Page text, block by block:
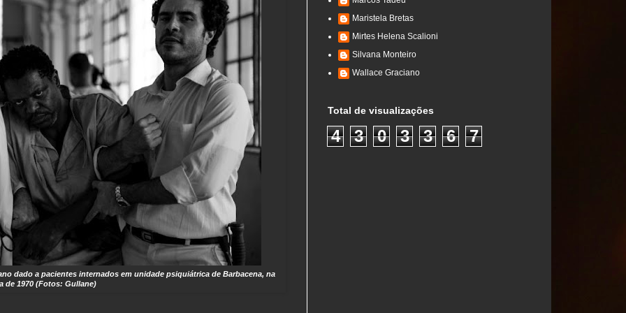
dado a pacientes internados em unidade psiquiátrica de Barbacena, na
de 1970 (Fotos: Gullane)
Maristela Bretas
Mirtes Helena Scalioni
Silvana Monteiro
Wallace Graciano
Total de visualizações
4 3 0 3 3 6 7